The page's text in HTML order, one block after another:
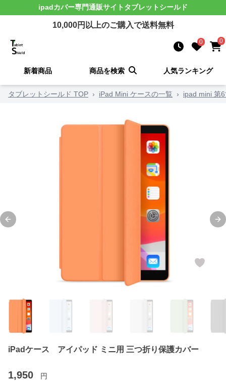
ipadカバー専門通販サイト タブレットシールド
10,000円以上のご購入で送料無料
0 0
新着商品 商品を検索 人気ランキング
タブレットシールド TOP › iPad Mini ケースの一覧 › ipad mini 第
Previous slide
iPadケース アイパッド ミニ用 三つ折り保護カバー
1,950 円